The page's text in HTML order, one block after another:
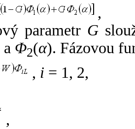
,
parametr G
Φ2(α). Fázovou
, i = 1, 2,
,